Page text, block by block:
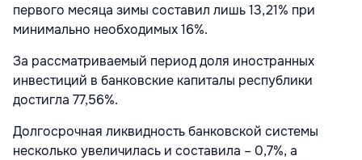
первого месяца зимы составил лишь 13,21% при
минимально необходимых 16%.
За рассматриваемый период доля иностранных
инвестиций в банковские капиталы республики
достигла 77,56%.
Долгосрочная ликвидность банковской системы
несколько увеличилась и составила – 0,7%, а